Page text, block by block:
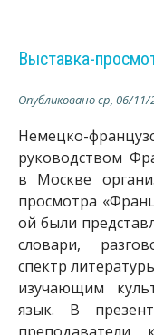
Выставка-
Опубликованоср, 06/11/
Немецко-
руководством
в Москве
просмотра
ой были
словари,
спектр
изучающим
язык. В